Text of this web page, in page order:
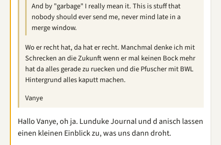
And by "garbage" I really mean it. This is stuff that
nobody should ever send me, never mind late in a
merge window.
Wo er recht hat, da hat er recht. Manchmal denke ich mit
Schrecken an die Zukunft wenn er mal keinen Bock mehr
hat da alles gerade zu ruecken und die Pfuscher mit BWL
Hintergrund alles kaputt machen.
Vanye
Hallo Vanye, oh ja. Lunduke Journal und d anisch lassen
einen kleinen Einblick zu, was uns dann droht.